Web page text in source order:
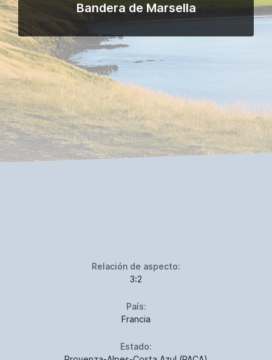
Bandera de Marsella
Relación de aspecto:
3:2
País:
Francia
Estado: